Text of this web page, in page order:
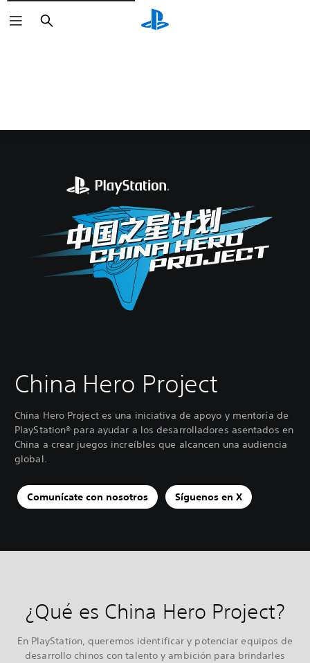
Buscar
China Hero Project
China Hero Project es una iniciativa de apoyo y mentoría de
PlayStation® para ayudar a los desarrolladores asentados en
China a crear juegos increíbles que alcancen una audiencia
global.
Comunícate con nosotros Síguenos en X
¿Qué es China Hero Project?
En PlayStation, queremos identificar y potenciar equipos de
desarrollo chinos con talento y ambición para brindarles